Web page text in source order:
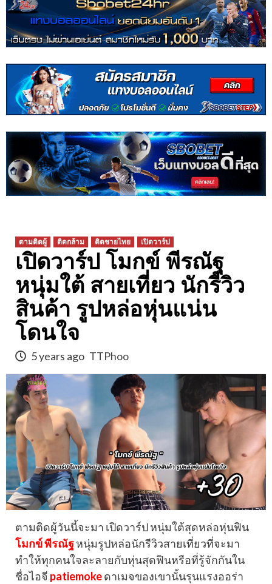
ตามติดผู้ ติดกล้าม ติดชายไทย เปิดวาร์ป
เปิดวาร์ป โมกข์ พีรณัฐ
หนุ่มใต้ สายเที่ยว นักรีวิว
สินค้า รูปหล่อหุ่นแน่น
โดนใจ
5 years ago TTPhoo
ตามติดผู้วันนี้จะมา เปิดวาร์ป หนุ่มใต้สุดหล่อหุ่นฟิน
โมกข์ พีรณัฐหนุ่มรูปหล่อนักรีวิวสายเที่ยวที่จะมา
ทำให้ทุกคนใจละลายกับหุ่นสุดฟินหรือที่รู้จักกันใน
ชื่อไอจี patiemokeดาเมจของเขานั้นรุนแรงออร่า